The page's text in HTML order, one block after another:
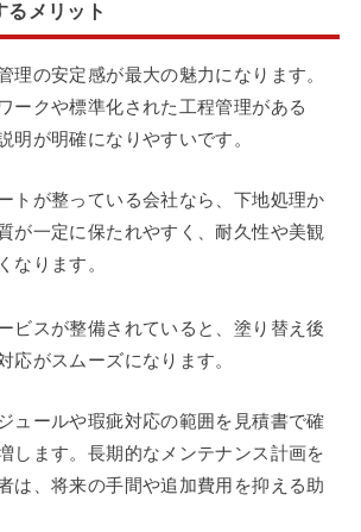
るメリット
理の安定感が最大の魅力になります。
ークや標準化された工程管理がある
明が明確になりやすいです。
トが整っている会社なら、下地処理か
が一定に保たれやすく、耐久性や美観
なります。
ビスが整備されていると、塗り替え後
応がスムーズになります。
ュールや瑕疵対応の範囲を見積書で確
します。長期的なメンテナンス計画を
は、将来の手間や追加費用を抑える助